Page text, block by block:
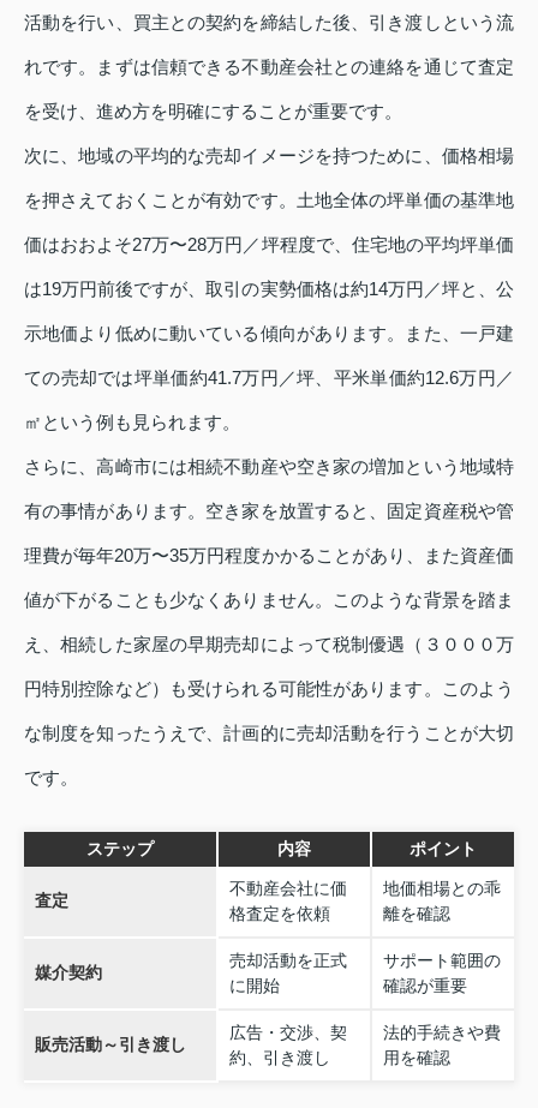
活動を行い、買主との契約を締結した後、引き渡しという流
れです。まずは信頼できる不動産会社との連絡を通じて査定
を受け、進め方を明確にすることが重要です。
次に、地域の平均的な売却イメージを持つために、価格相場
を押さえておくことが有効です。土地全体の坪単価の基準地
価はおおよそ27万〜28万円／坪程度で、住宅地の平均坪単価
は19万円前後ですが、取引の実勢価格は約14万円／坪と、公
示地価より低めに動いている傾向があります。また、一戸建
ての売却では坪単価約41.7万円／坪、平米単価約12.6万円／
㎡という例も見られます。
さらに、高崎市には相続不動産や空き家の増加という地域特
有の事情があります。空き家を放置すると、固定資産税や管
理費が毎年20万〜35万円程度かかることがあり、また資産価
値が下がることも少なくありません。このような背景を踏ま
え、相続した家屋の早期売却によって税制優遇（３０００万
円特別控除など）も受けられる可能性があります。このよう
な制度を知ったうえで、計画的に売却活動を行うことが大切
です。
ステップ 内容 ポイント
査定
不動産会社に価
格査定を依頼
地価相場との乖
離を確認
媒介契約
売却活動を正式
に開始
サポート範囲の
確認が重要
販売活動～引き渡し
広告・交渉、契
約、引き渡し
法的手続きや費
用を確認